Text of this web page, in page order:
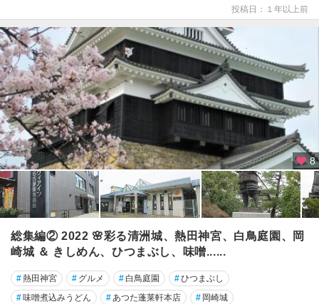
投稿日：１年以上前
8
総集編② 2022 🌸彩る清洲城、熱田神宮、白鳥庭園、岡
崎城 ＆ きしめん、ひつまぶし、味噌......
#熱田神宮 # グルメ # 白鳥庭園 #ひつまぶし
#味噌煮込みうどん #あつた蓬莱軒本店 # 岡崎城